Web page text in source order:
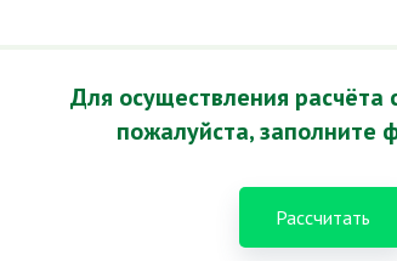
Для осуществления расчёта
пожалуйста, заполните
Рассчитать